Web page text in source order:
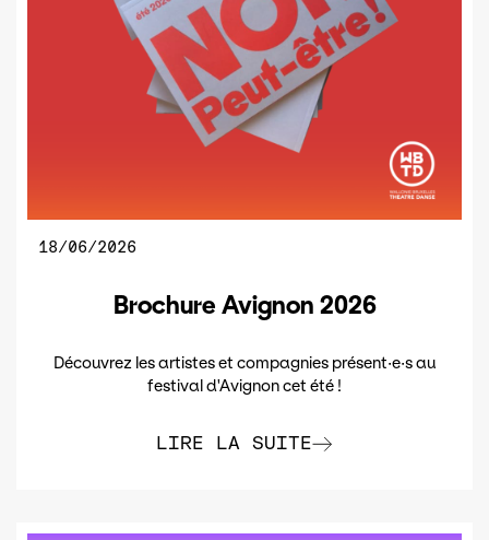
18/06/2026
Brochure Avignon 2026
Découvrez les artistes et compagnies présent·e·s au
festival d'Avignon cet été !
LIRE LA SUITE